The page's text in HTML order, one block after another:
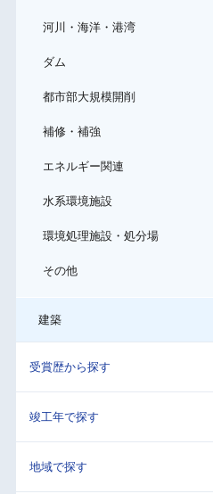
河川・海洋・港湾
ダム
都市部大規模開削
補修・補強
エネルギー関連
水系環境施設
環境処理施設・処分場
その他
建築
受賞歴から探す
竣工年で探す
地域で探す